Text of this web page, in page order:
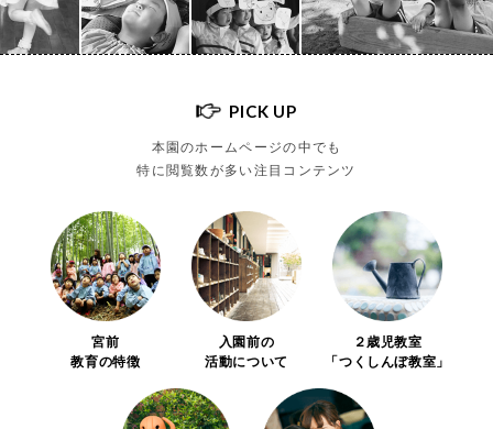
PICK UP
本園のホームページの中でも
特に閲覧数が多い注目コンテンツ
宮前
教育の特徴
入園前の
活動について
２歳児教室
「つくしんぼ教室」